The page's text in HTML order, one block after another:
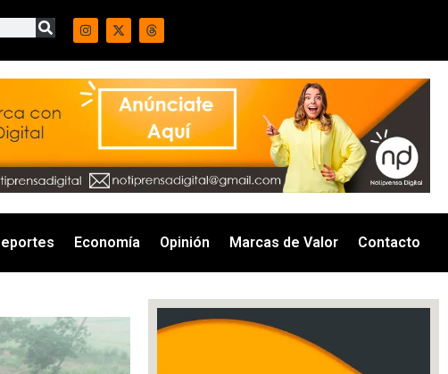
Economía Opinión Marcas de Valor Contacto